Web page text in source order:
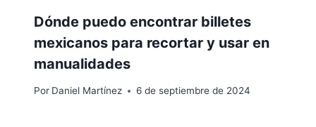
Dónde puedo encontrar billetes
mexicanos para recortar y usar en
manualidades
Por Daniel Martínez 6 de septiembre de 2024